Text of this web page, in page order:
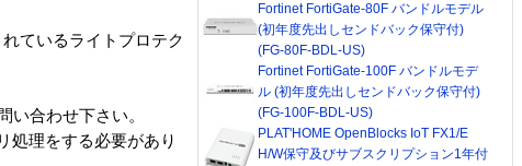
ているライトプロテク
合わせ下さい。
理をする必要があり
Fortinet FortiGate-80F バンドルモデル
(初年度先出しセンドバック保守付)
(FG-80F-BDL-US)
Fortinet FortiGate-100F バンドルモデ
ル (初年度先出しセンドバック保守付)
(FG-100F-BDL-US)
PLAT'HOME OpenBlocks IoT FX1/E
H/W保守及びサブスクリプション1年付